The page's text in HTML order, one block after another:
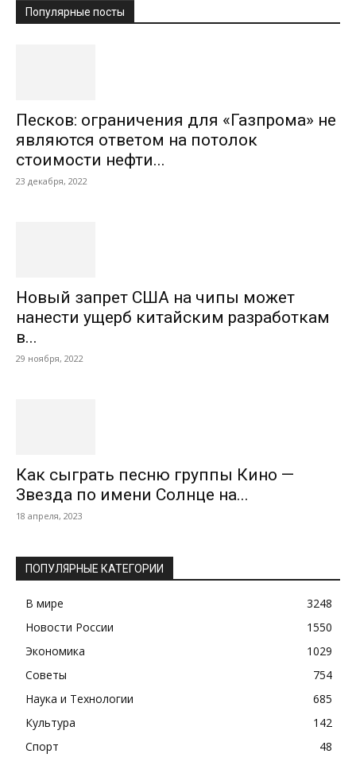
Популярные посты
Песков: ограничения для «Газпрома» не
являются ответом на потолок
стоимости нефти...
23 декабря, 2022
Новый запрет США на чипы может
нанести ущерб китайским разработкам
в...
29 ноября, 2022
Как сыграть песню группы Кино —
Звезда по имени Солнце на...
18 апреля, 2023
ПОПУЛЯРНЫЕ КАТЕГОРИИ
В мире
3248
Новости России
1550
Экономика
1029
Советы
754
Наука и Технологии
685
Культура
142
Спорт
48